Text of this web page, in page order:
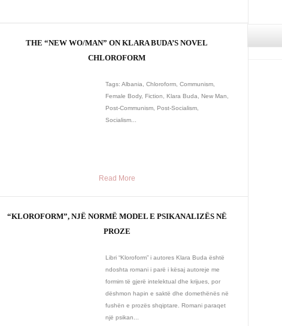
THE “NEW WO/MAN” ON KLARA BUDA’S NOVEL
CHLOROFORM
Tags: Albania, Chloroform, Communism,
Female Body, Fiction, Klara Buda, New Man,
Post-Communism, Post-Socialism,
Socialism...
Read More
“KLOROFORM”, NJË NORMË MODEL E PSIKANALIZËS NË
PROZE
Libri “Kloroform” i autores Klara Buda është
ndoshta romani i parë i kësaj autoreje me
formim të gjerë intelektual dhe krijues, por
dëshmon hapin e saktë dhe domethënës në
fushën e prozës shqiptare. Romani paraqet
një psikan...